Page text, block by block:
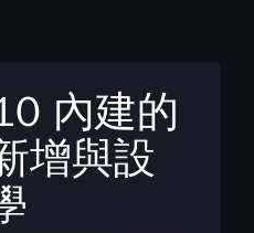
內建的
增與設